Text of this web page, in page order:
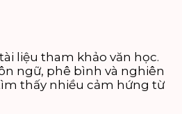
liệu tham khảo văn học.
ngữ, phê bình và nghiên
thấy nhiều cảm hứng từ